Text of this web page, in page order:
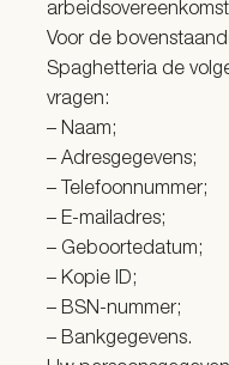
Voor de
Spaghetteria de
vragen:
– Naam;
– Adresgegevens;
– Telefoonnummer;
– E-mailadres;
– Geboortedatum;
– Kopie ID;
– BSN-nummer;
– Bankgegevens.